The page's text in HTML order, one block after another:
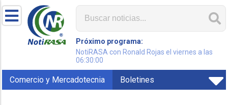
Próximo programa:
NotiRASA con Ronald Rojas el viernes a las
06:30:00
Comercio y Mercadotecnia Boletines